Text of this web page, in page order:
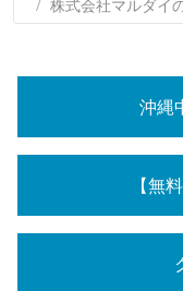
株式会社マルダイ
沖縄
【無